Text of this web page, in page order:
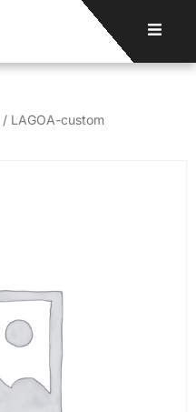
/ LAGOA-custom